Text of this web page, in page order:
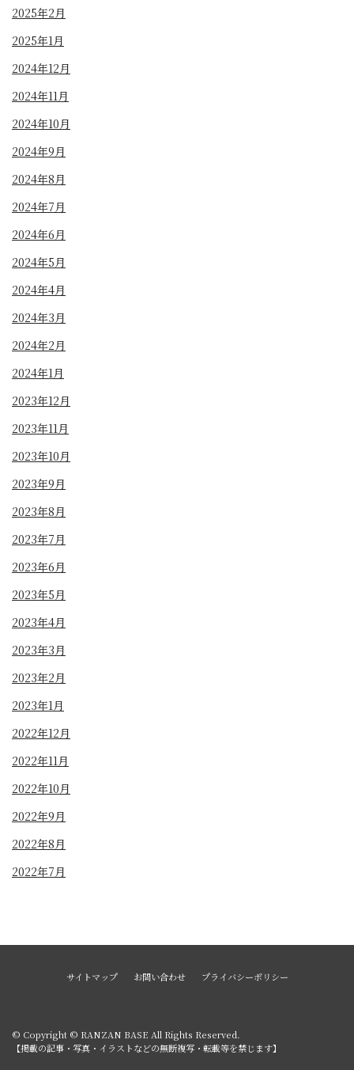
2025年2月
2025年1月
2024年12月
2024年11月
2024年10月
2024年9月
2024年8月
2024年7月
2024年6月
2024年5月
2024年4月
2024年3月
2024年2月
2024年1月
2023年12月
2023年11月
2023年10月
2023年9月
2023年8月
2023年7月
2023年6月
2023年5月
2023年4月
2023年3月
2023年2月
2023年1月
2022年12月
2022年11月
2022年10月
2022年9月
2022年8月
2022年7月
サイトマップ お問い合わせ プライバシーポリシー
© Copyright © RANZAN BASE All Rights Reserved.
【掲載の記事・写真・イラストなどの無断複写・転載等を禁じます】